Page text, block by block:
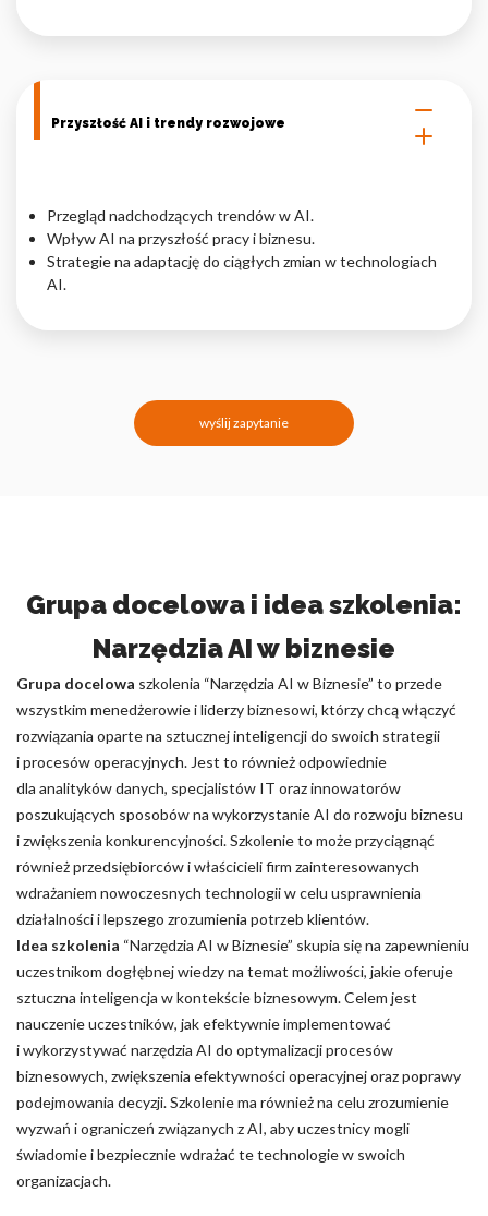
Przyszłość AI i trendy rozwojowe
Przegląd nadchodzących trendów w AI.
Wpływ AI na przyszłość pracy i biznesu.
Strategie na adaptację do ciągłych zmian w technologiach
AI.
wyślij zapytanie
Grupa docelowa i idea szkolenia:
Narzędzia AI w biznesie
Grupa docelowa szkolenia “Narzędzia AI w Biznesie” to przede
wszystkim menedżerowie i liderzy biznesowi, którzy chcą włączyć
rozwiązania oparte na sztucznej inteligencji do swoich strategii
i procesów operacyjnych. Jest to również odpowiednie
dla analityków danych, specjalistów IT oraz innowatorów
poszukujących sposobów na wykorzystanie AI do rozwoju biznesu
i zwiększenia konkurencyjności. Szkolenie to może przyciągnąć
również przedsiębiorców i właścicieli firm zainteresowanych
wdrażaniem nowoczesnych technologii w celu usprawnienia
działalności i lepszego zrozumienia potrzeb klientów.
Idea szkolenia “Narzędzia AI w Biznesie” skupia się na zapewnieniu
uczestnikom dogłębnej wiedzy na temat możliwości, jakie oferuje
sztuczna inteligencja w kontekście biznesowym. Celem jest
nauczenie uczestników, jak efektywnie implementować
i wykorzystywać narzędzia AI do optymalizacji procesów
biznesowych, zwiększenia efektywności operacyjnej oraz poprawy
podejmowania decyzji. Szkolenie ma również na celu zrozumienie
wyzwań i ograniczeń związanych z AI, aby uczestnicy mogli
świadomie i bezpiecznie wdrażać te technologie w swoich
organizacjach.